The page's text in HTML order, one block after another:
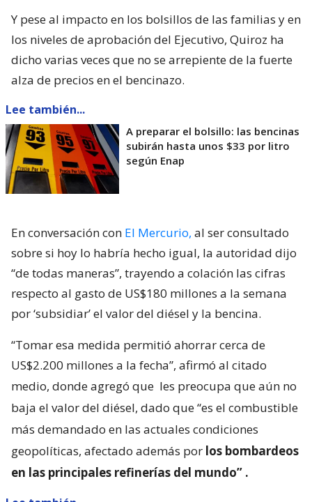
Y pese al impacto en los bolsillos de las familias y en
los niveles de aprobación del Ejecutivo, Quiroz ha
dicho varias veces que no se arrepiente de la fuerte
alza de precios en el bencinazo.
Lee también...
A preparar el bolsillo: las bencinas
subirán hasta unos $33 por litro
según Enap
En conversación con El Mercurio, al ser consultado
sobre si hoy lo habría hecho igual, la autoridad dijo
“de todas maneras”, trayendo a colación las cifras
respecto al gasto de US$180 millones a la semana
por ‘subsidiar’ el valor del diésel y la bencina.
“Tomar esa medida permitió ahorrar cerca de
US$2.200 millones a la fecha”, afirmó al citado
medio, donde agregó que les preocupa que aún no
baja el valor del diésel, dado que “es el combustible
más demandado en las actuales condiciones
geopolíticas, afectado además por los bombardeos
en las principales refinerías del mundo” .